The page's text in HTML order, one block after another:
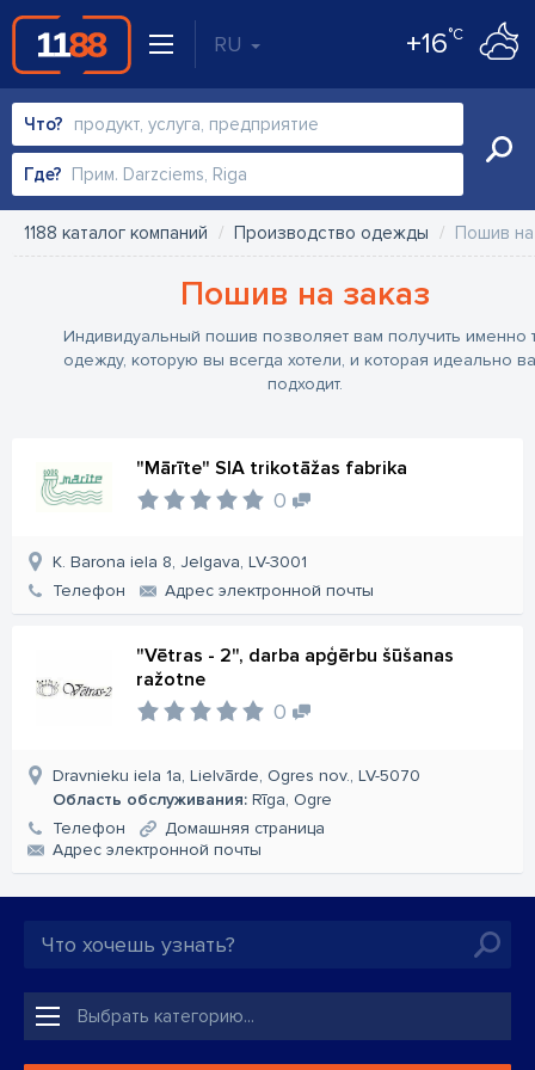
RU +16°C
Что?
Где?
1188 каталог компаний Производство одежды Пошив
Пошив на заказ
Индивидуальный пошив позволяет вам получить именно
одежду, которую вы всегда хотели, и которая идеально
подходит.
"Mārīte" SIA trikotāžas fabrika
0
K. Barona iela 8, Jelgava, LV-3001
Телефон
Aдрес электронной почты
"Vētras - 2", darba apģērbu šūšanas
ražotne
0
Dravnieku iela 1a, Lielvārde, Ogres nov., LV-5070
Область обслуживания: Rīga, Ogre
Телефон
Домашняя страница
Aдрес электронной почты